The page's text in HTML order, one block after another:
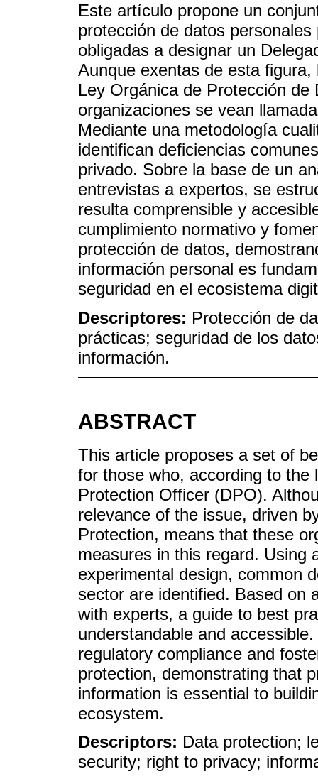
Este artículo propone un
protección de datos
obligadas a designar un
Aunque exentas de esta
Ley Orgánica de Protección
organizaciones se vean
Mediante una metodología
identifican deficiencias
privado. Sobre la base de un
entrevistas a expertos, se
resulta comprensible y
cumplimiento normativo y
protección de datos,
información personal es
seguridad en el ecosistema
Descriptores: Protección de
prácticas; seguridad de los
información.
ABSTRACT
This article proposes a set of
for those who, according to the
Protection Officer (DPO).
relevance of the issue, driven
Protection, means that these
measures in this regard. Using
experimental design, common
sector are identified. Based on
with experts, a guide to best
understandable and
regulatory compliance and
protection, demonstrating that
information is essential to
ecosystem.
Descriptors: Data protection;
security; right to privacy;